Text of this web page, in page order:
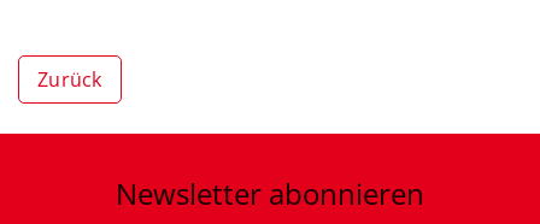
Zurück
Newsletter abonnieren